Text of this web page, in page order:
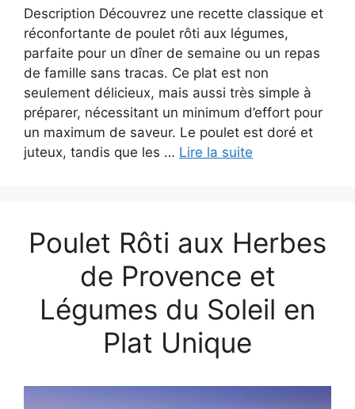
Description Découvrez une recette classique et
réconfortante de poulet rôti aux légumes,
parfaite pour un dîner de semaine ou un repas
de famille sans tracas. Ce plat est non
seulement délicieux, mais aussi très simple à
préparer, nécessitant un minimum d’effort pour
un maximum de saveur. Le poulet est doré et
juteux, tandis que les … Lire la suite
Poulet Rôti aux Herbes
de Provence et
Légumes du Soleil en
Plat Unique